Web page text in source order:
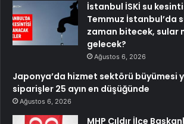
İstanbul İSKİ su
Temmuz İstanbul’da
zaman bitecek, sular
gelecek?
Ağustos 6, 2026
Japonya’da hizmet sektörü büyümesi
siparişler 25 ayın en düşüğünde
Ağustos 6, 2026
MHP Çıldır İlçe